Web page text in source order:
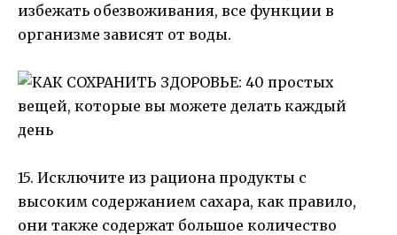
избежать обезвоживания, все функции в
организме зависят от воды.
15. Исключите из рациона продукты с
высоким содержанием сахара, как правило,
они также содержат большое количество